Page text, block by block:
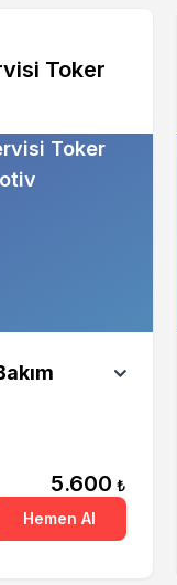
Toker
Toker
5.600 ₺
Hemen Al